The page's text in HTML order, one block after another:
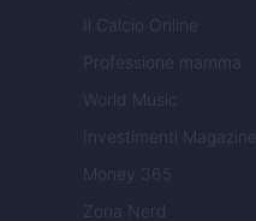
Il Calcio Online
Professione mamma
World Music
Investimenti Magazine
Money 365
Zona Nerd